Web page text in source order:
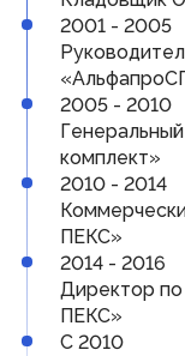
Информационные и
Доклад о
Публичные
Молодежный
Гражданам
Виртуальная
Контакты
Трансляции
Полезные ресурсы
Органы власти
2001 - 2005
2005 - 2010
комплект»
2010 - 2014
ПЕКС»
2014 - 2016
Директор
ПЕКС»
С 2010